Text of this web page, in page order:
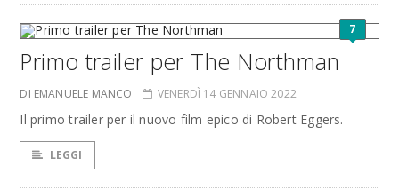
7
Primo trailer per The Northman
DI EMANUELE MANCO VENERDÌ 14 GENNAIO 2022
Il primo trailer per il nuovo film epico di Robert Eggers.
LEGGI